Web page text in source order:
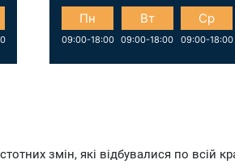
Пн
09:00-18:00
Вт
09:00-18:00
Ср
09:00-18:00
змін, які відбувалися по всій